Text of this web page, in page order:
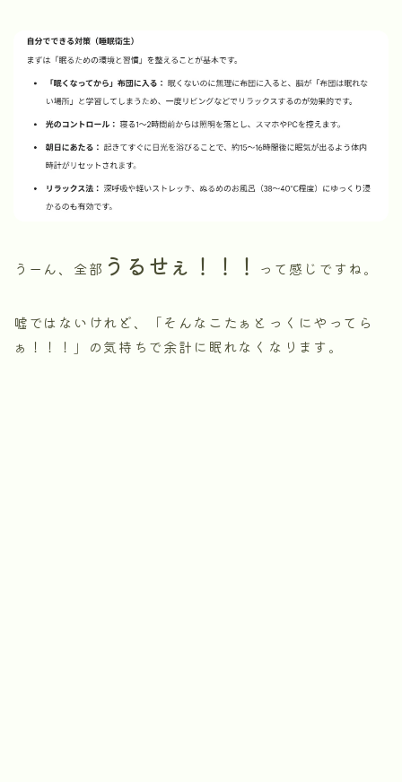
うーん、全部 うるせぇ！！！ って感じですね。
嘘ではないけれど、「そんなこたぁとっくにやってら
ぁ！！！」の気持ちで余計に眠れなくなります。